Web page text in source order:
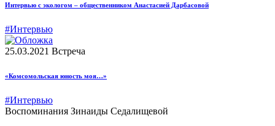
Интервью с экологом – общественником Анастасией Дарбасовой
#Интервью
25.03.2021 Встреча
«Комсомольская юность моя…»
#Интервью
Воспоминания Зинаиды Седалищевой